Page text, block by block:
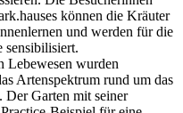
können die Kräuter
und werden für die
sensibilisiert.
Lebewesen wurden
Artenspektrum rund um das
Der Garten mit seiner